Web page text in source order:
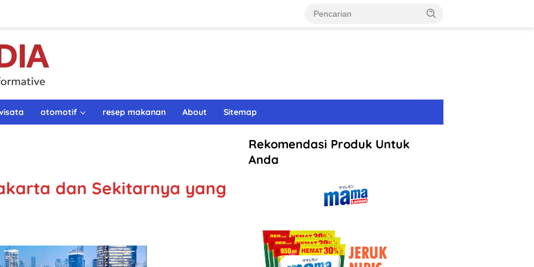
otomotif resep makanan About Sitemap
dan Sekitarnya yang
Rekomendasi Produk Untuk
Anda